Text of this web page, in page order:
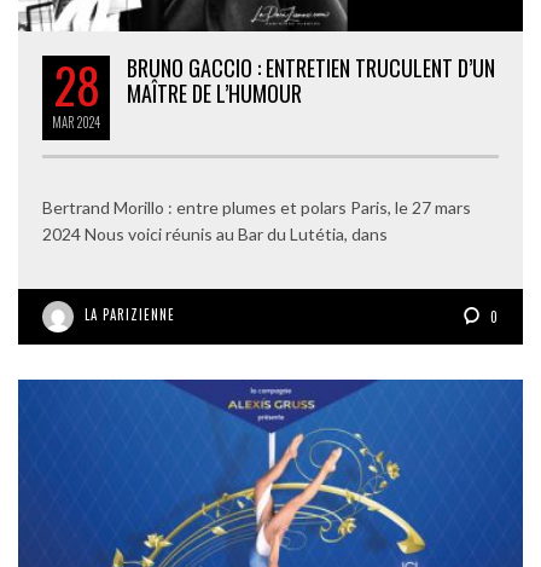
28
MAR2024
BRUNO GACCIO : ENTRETIEN TRUCULENT D’UN
MAÎTRE DE L’HUMOUR
Bertrand Morillo : entre plumes et polars Paris, le 27 mars
2024 Nous voici réunis au Bar du Lutétia, dans
LA PARIZIENNE 0